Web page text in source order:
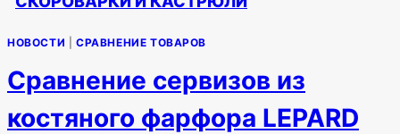
НОВОСТИ СРАВНЕНИЕ ТОВАРОВ
Сравнение сервизов из
костяного фарфора LEPARD